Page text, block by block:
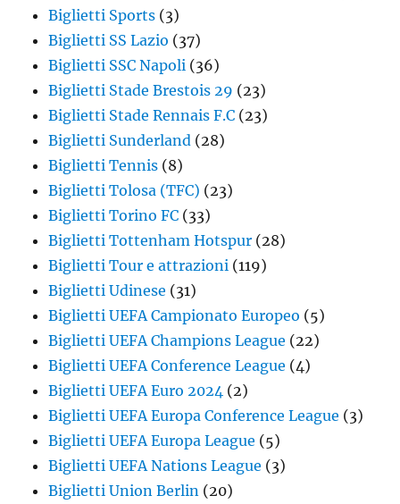
Biglietti Sports (3)
Biglietti SS Lazio (37)
Biglietti SSC Napoli (36)
Biglietti Stade Brestois 29 (23)
Biglietti Stade Rennais F.C (23)
Biglietti Sunderland (28)
Biglietti Tennis (8)
Biglietti Tolosa (TFC) (23)
Biglietti Torino FC (33)
Biglietti Tottenham Hotspur (28)
Biglietti Tour e attrazioni (119)
Biglietti Udinese (31)
Biglietti UEFA Campionato Europeo (5)
Biglietti UEFA Champions League (22)
Biglietti UEFA Conference League (4)
Biglietti UEFA Euro 2024 (2)
Biglietti UEFA Europa Conference League (3)
Biglietti UEFA Europa League (5)
Biglietti UEFA Nations League (3)
Biglietti Union Berlin (20)